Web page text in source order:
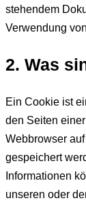
stehendem
Verwendung
2. Was
Ein Cookie ist
den Seiten
Webbrowser
gespeichert
Informationen
unseren oder